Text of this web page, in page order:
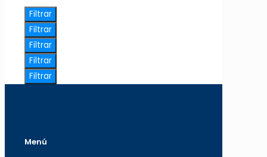
Filtrar
Filtrar
Filtrar
Filtrar
Filtrar
Menú